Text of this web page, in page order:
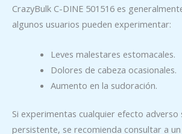
CrazyBulk C-DINE 501516 es
algunos usuarios pueden experimentar:
Leves malestares estomacales.
Dolores de cabeza ocasionales.
Aumento en la sudoración.
Si experimentas cualquier efecto adverso
persistente, se recomienda consultar a